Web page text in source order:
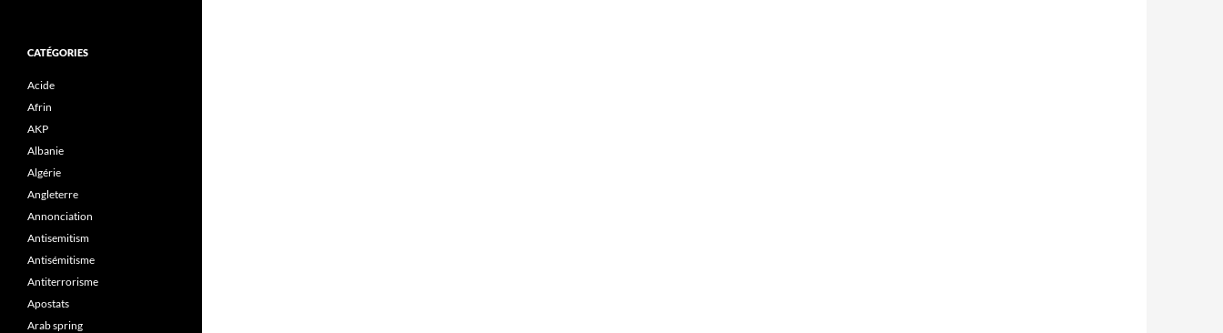
CATÉGORIES
Acide
Afrin
AKP
Albanie
Algérie
Angleterre
Annonciation
Antisemitism
Antisémitisme
Antiterrorisme
Apostats
Arab spring